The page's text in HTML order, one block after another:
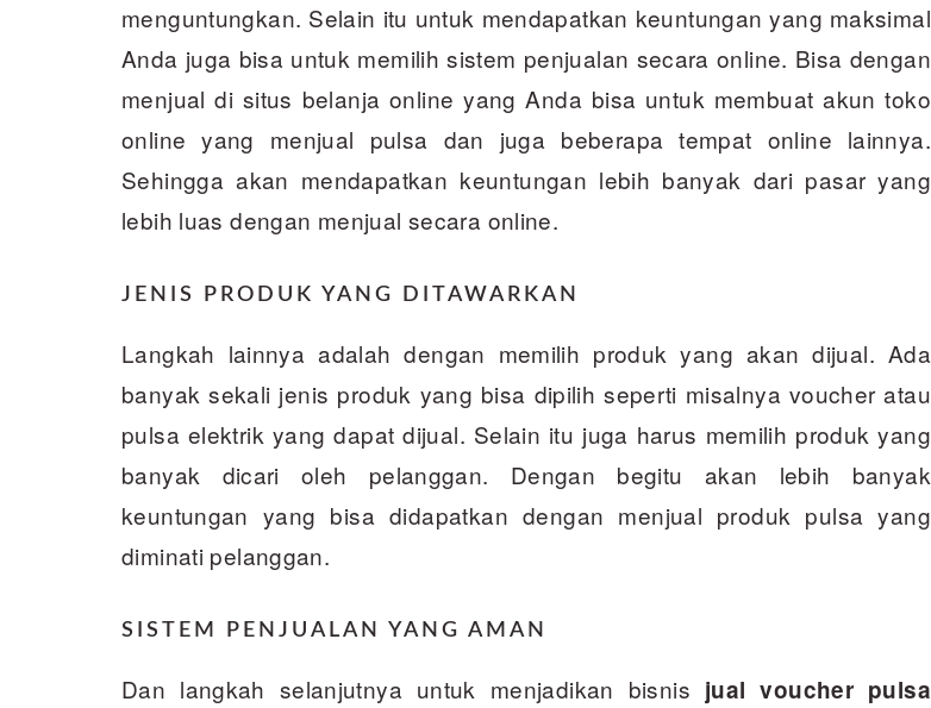
menguntungkan. Selain itu untuk mendapatkan keuntungan yang maksimal
Anda juga bisa untuk memilih sistem penjualan secara online. Bisa dengan
menjual di situs belanja online yang Anda bisa untuk membuat akun toko
online yang menjual pulsa dan juga beberapa tempat online lainnya.
Sehingga akan mendapatkan keuntungan lebih banyak dari pasar yang
lebih luas dengan menjual secara online.
JENIS PRODUK YANG DITAWARKAN
Langkah lainnya adalah dengan memilih produk yang akan dijual. Ada
banyak sekali jenis produk yang bisa dipilih seperti misalnya voucher atau
pulsa elektrik yang dapat dijual. Selain itu juga harus memilih produk yang
banyak dicari oleh pelanggan. Dengan begitu akan lebih banyak
keuntungan yang bisa didapatkan dengan menjual produk pulsa yang
diminati pelanggan.
SISTEM PENJUALAN YANG AMAN
Dan langkah selanjutnya untuk menjadikan bisnis jual voucher pulsa